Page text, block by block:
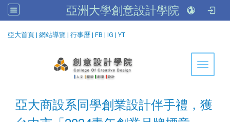
亞洲大學創意設計學院
亞大首頁 | 網站導覽 | 行事曆 | FB | IG | YT
Toggle
亞大商設系同學創業設計伴手禮，獲